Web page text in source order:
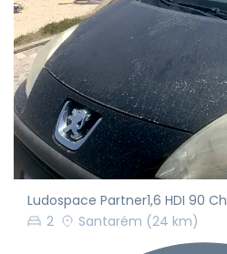
Ludospace Partner1,6 HDI 90 Ch
2
Santarém (24 km)